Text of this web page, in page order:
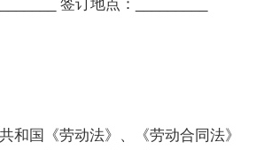
签订地点：_________
和国《劳动法》、《劳动合同法》